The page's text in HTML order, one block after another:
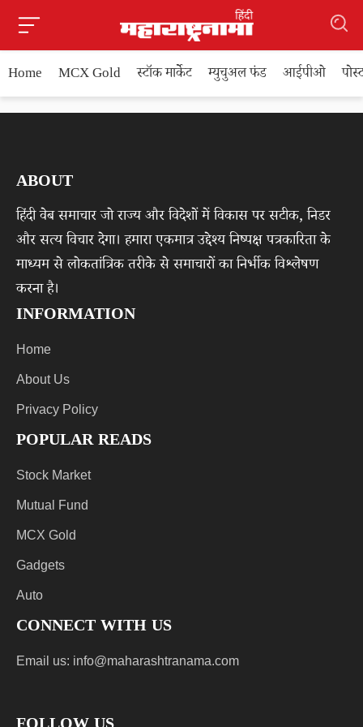
Home MCX Gold स्टॉक मार्केट म्युचुअल फंड आईपीओ
ABOUT
हिंदी वेब समाचार जो राज्य और विदेशों में विकास पर सटीक, निडर
और सत्य विचार देगा। हमारा एकमात्र उद्देश्य निष्पक्ष पत्रकारिता के
माध्यम से लोकतांत्रिक तरीके से समाचारों का निर्भीक विश्लेषण
करना है।
INFORMATION
Home
About Us
Privacy Policy
POPULAR READS
Stock Market
Mutual Fund
MCX Gold
Gadgets
Auto
CONNECT WITH US
Email us: info@maharashtranama.com